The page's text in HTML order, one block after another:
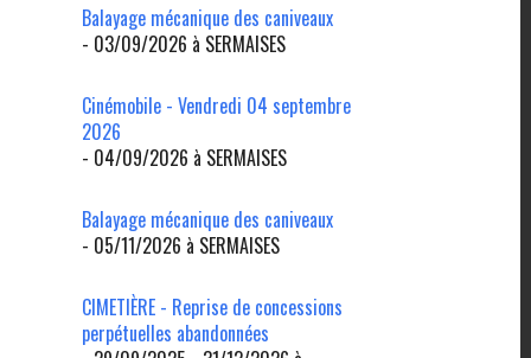
Balayage mécanique des caniveaux
- 03/09/2026 à SERMAISES
Cinémobile - Vendredi 04 septembre
2026
- 04/09/2026 à SERMAISES
Balayage mécanique des caniveaux
- 05/11/2026 à SERMAISES
CIMETIÈRE - Reprise de concessions
perpétuelles abandonnées